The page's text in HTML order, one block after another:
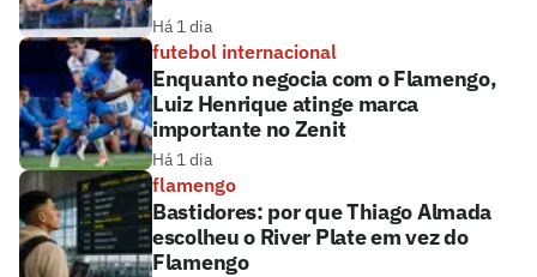
Há 1 dia
futebol internacional
Enquanto negocia com o Flamengo,
Luiz Henrique atinge marca
importante no Zenit
Há 1 dia
flamengo
Bastidores: por que Thiago Almada
escolheu o River Plate em vez do
Flamengo